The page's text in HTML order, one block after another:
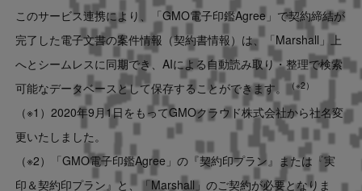
このサービス連携により、「GMO電子印鑑Agree」で契約締結が
完了した電子文書の案件情報（契約書情報）は、「Marshall」上
へとシームレスに同期でき、AIによる自動読み取り・整理で検索
可能なデータベースとして保存することができます。
（※2）
（※1）2020年9月1日をもってGMOクラウド株式会社から社名変
更いたしました。
（※2）「GMO電子印鑑Agree」の『契約印プラン』または『実
印＆契約印プラン』と、「Marshall」のご契約が必要となりま